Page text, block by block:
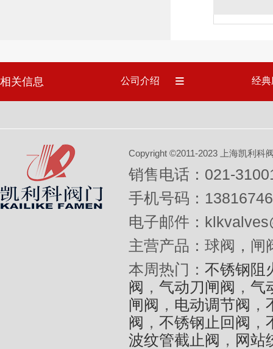
相关信息 公司介绍 经
Copyright ©2011-2023 上海凯利科
销售电话：021-
手机号码：
电子邮件：
主营产品：球阀，闸
本周热门： 不锈钢阻
阀 ， 气动刀闸阀 ， 气
闸阀 ， 电动调节阀 ，
阀 ， 不锈钢止回阀 ，
波纹管截止阀 ， 网站